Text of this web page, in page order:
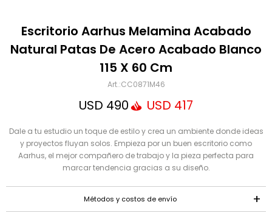
Escritorio Aarhus Melamina Acabado
Natural Patas De Acero Acabado Blanco
115 X 60 Cm
CC0871M46
USD 490 USD 417
Dale a tu estudio un toque de estilo y crea un ambiente donde ideas
y proyectos fluyan solos. Empieza por un buen escritorio como
Aarhus, el mejor compañero de trabajo y la pieza perfecta para
marcar tendencia gracias a su diseño.
Métodos y costos de envío
Mensaje